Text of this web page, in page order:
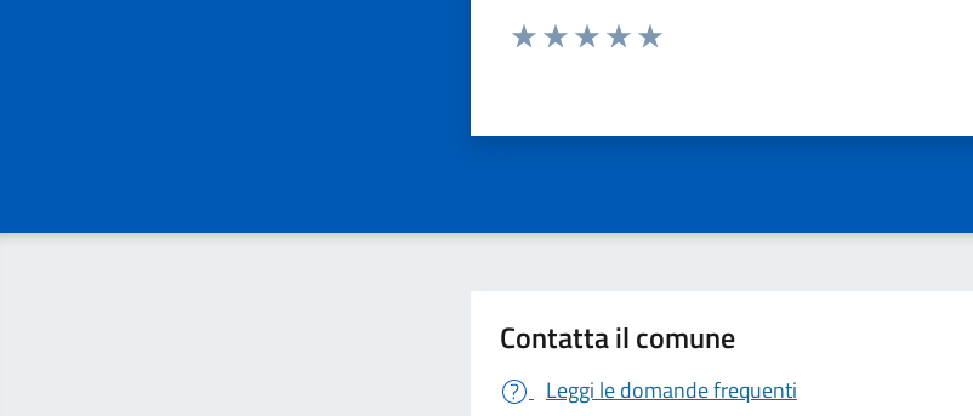
Valuta da 1 a 5 stelle la pagina
Contatta il comune
Leggi le domande frequenti